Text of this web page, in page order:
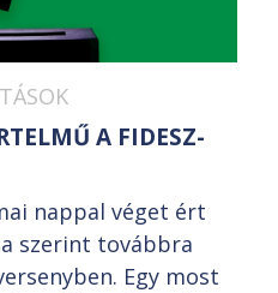
A FIDESZ-
nappal véget ért
szerint továbbra
Egy most